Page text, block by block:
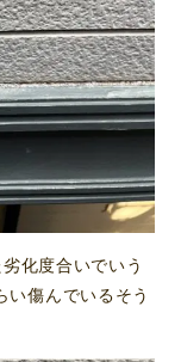
化度合いでいう
い傷んでいるそう